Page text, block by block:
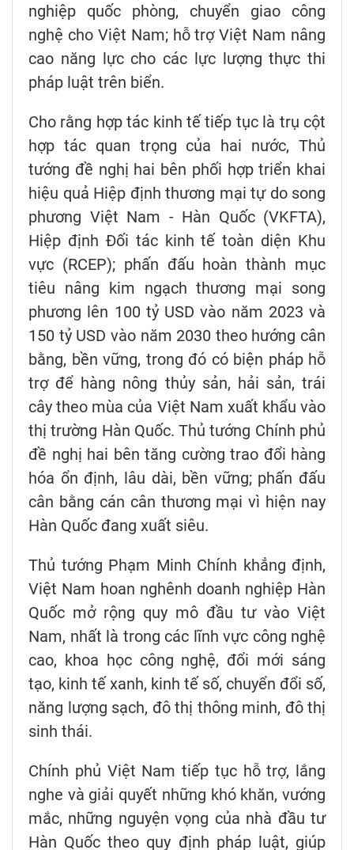
nghiệp quốc phòng, chuyển giao công
nghệ cho Việt Nam; hỗ trợ Việt Nam nâng
cao năng lực cho các lực lượng thực thi
pháp luật trên biển.
Cho rằng hợp tác kinh tế tiếp tục là trụ cột
hợp tác quan trọng của hai nước, Thủ
tướng đề nghị hai bên phối hợp triển khai
hiệu quả Hiệp định thương mại tự do song
phương Việt Nam - Hàn Quốc (VKFTA),
Hiệp định Đối tác kinh tế toàn diện Khu
vực (RCEP); phấn đấu hoàn thành mục
tiêu nâng kim ngạch thương mại song
phương lên 100 tỷ USD vào năm 2023 và
150 tỷ USD vào năm 2030 theo hướng cân
bằng, bền vững, trong đó có biện pháp hỗ
trợ để hàng nông thủy sản, hải sản, trái
cây theo mùa của Việt Nam xuất khẩu vào
thị trường Hàn Quốc. Thủ tướng Chính phủ
đề nghị hai bên tăng cường trao đổi hàng
hóa ổn định, lâu dài, bền vững; phấn đấu
cân bằng cán cân thương mại vì hiện nay
Hàn Quốc đang xuất siêu.
Thủ tướng Phạm Minh Chính khẳng định,
Việt Nam hoan nghênh doanh nghiệp Hàn
Quốc mở rộng quy mô đầu tư vào Việt
Nam, nhất là trong các lĩnh vực công nghệ
cao, khoa học công nghệ, đổi mới sáng
tạo, kinh tế xanh, kinh tế số, chuyển đổi số,
năng lượng sạch, đô thị thông minh, đô thị
sinh thái.
Chính phủ Việt Nam tiếp tục hỗ trợ, lắng
nghe và giải quyết những khó khăn, vướng
mắc, những nguyện vọng của nhà đầu tư
Hàn Quốc theo quy định pháp luật, giúp